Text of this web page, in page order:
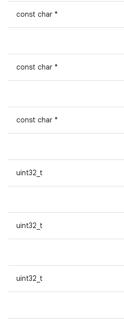
const char *
const char *
const char *
uint32_t
uint32_t
uint32_t